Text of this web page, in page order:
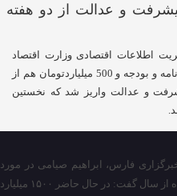
اطلاعات اقتصادی وزارت اقتصاد
گفت: 1500 میلیارد تومان از منابع سازمان برنامه و بودجه و 500 میلیاردتومان هم از
و عدالت واریز شد که نخستین
فارس، ابراهیم صیامی در مورد
حساب‌های پیشرفت و عدالت و گذشت ۶ ماه از سال گفت:‌ در حال حاضر ۱۵۰۰ میلیارد